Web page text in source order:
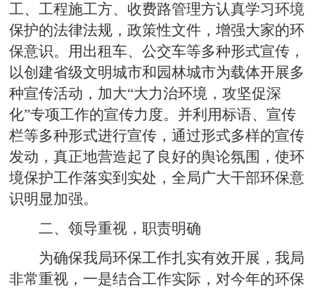
工、工程施工方、收费路管理方认真学习环境
保护的法律法规，政策性文件，增强大家的环
保意识。用出租车、公交车等多种形式宣传，
以创建省级文明城市和园林城市为载体开展多
种宣传活动，加大“大力治环境，攻坚促深
化”专项工作的宣传力度。并利用标语、宣传
栏等多种形式进行宣传，通过形式多样的宣传
发动，真正地营造起了良好的舆论氛围，使环
境保护工作落实到实处，全局广大干部环保意
识明显加强。
二、领导重视，职责明确
为确保我局环保工作扎实有效开展，我局
非常重视，一是结合工作实际，对今年的环保